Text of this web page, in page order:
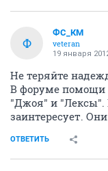
Ф
ФС_КМ
veteran
19 января
Не теряйте
В форуме помощи
"Джоя" и "Лексы".
заинтересует.
ОТВЕТИТЬ